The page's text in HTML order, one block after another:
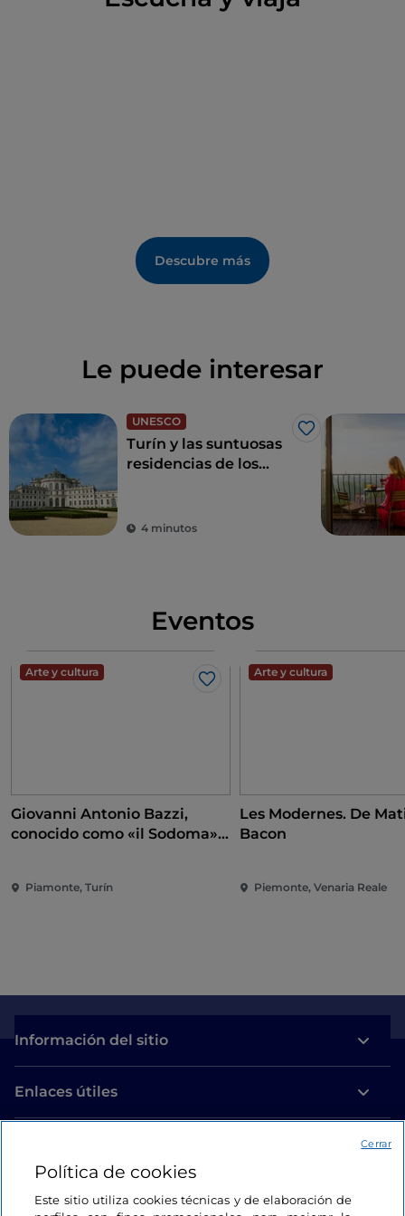
Descubre más
Le puede interesar
UNESCO
Me gusta
Turín y las suntuosas
residencias de los
4 minutos
Eventos
Arte y cultura
Me gusta
Giovanni Antonio Bazzi,
conocido como «il Sodoma».
Piamonte, Turín
Arte y cultura
Les Modernes. De
Bacon
Piemonte, Venaria Reale
Información del sitio
Enlaces útiles
Estamos en contacto
Política de cookies
Este sitio utiliza cookies técnicas y de elaboración de
Cerrar